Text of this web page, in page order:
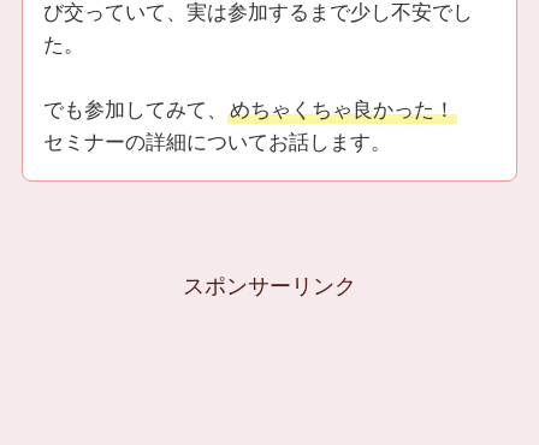
び交っていて、実は参加するまで少し不安でし
た。
でも参加してみて、
めちゃくちゃ良かった！
セミナーの詳細についてお話します。
スポンサーリンク